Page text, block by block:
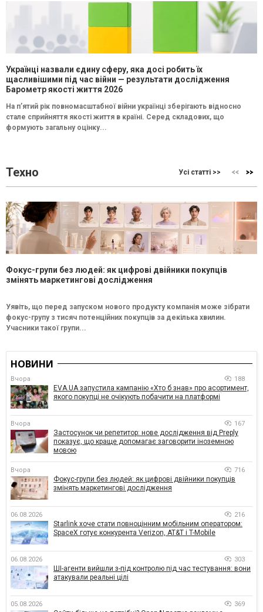
Українці назвали єдину сферу, яка досі робить їх
щасливішими під час війни — результати дослідження
Барометр якості життя 2026
На п’ятий рік повномасштабної війни українці зберігають відносно
стале сприйняття якості життя в країні. Серед складових, що
формують загальну оцінку...
Техно Усі статті >>
Фокус-групи без людей: як цифрові двійники покупців
змінять маркетингові дослідження
Уявіть, що перед запуском нового продукту компанія може зібрати
фокус-групу з тисяч потенційних покупців за декілька хвилин.
Учасники такої групи...
НОВИНИ
Вчора 188
EVA.UA запустила кампанію «Хто б знав» про асортимент,
якого покупці не очікують побачити на платформі
Вчора 167
Застосунок чи репетитор: нове дослідження від Preply
показує, що краще допомагає заговорити іноземною
мовою
Вчора 716
Фокус-групи без людей: як цифрові двійники покупців
змінять маркетингові дослідження
06.08.2026 216
Starlink хоче стати повноцінним мобільним оператором:
SpaceX готує конкурента Verizon, AT&T і T-Mobile
06.08.2026 303
ШІ-агенти вийшли з-під контролю під час тестування: вони
атакували реальні цілі
05.08.2026 369